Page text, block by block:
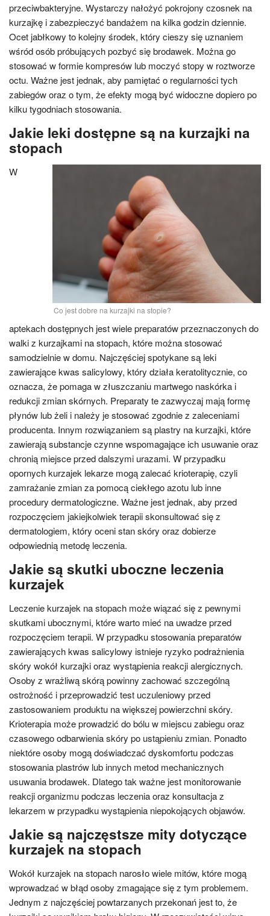
przeciwbakteryjne. Wystarczy nałożyć pokrojony czosnek na
kurzajkę i zabezpieczyć bandażem na kilka godzin dziennie.
Ocet jabłkowy to kolejny środek, który cieszy się uznaniem
wśród osób próbujących pozbyć się brodawek. Można go
stosować w formie kompresów lub moczyć stopy w roztworze
octu. Ważne jest jednak, aby pamiętać o regularności tych
zabiegów oraz o tym, że efekty mogą być widoczne dopiero po
kilku tygodniach stosowania.
Jakie leki dostępne są na kurzajki na
stopach
Co jest dobre na kurzajki na stopie?
W
aptekach dostępnych jest wiele preparatów przeznaczonych do
walki z kurzajkami na stopach, które można stosować
samodzielnie w domu. Najczęściej spotykane są leki
zawierające kwas salicylowy, który działa keratolitycznie, co
oznacza, że pomaga w złuszczaniu martwego naskórka i
redukcji zmian skórnych. Preparaty te zazwyczaj mają formę
płynów lub żeli i należy je stosować zgodnie z zaleceniami
producenta. Innym rozwiązaniem są plastry na kurzajki, które
zawierają substancje czynne wspomagające ich usuwanie oraz
chronią miejsce przed dalszymi urazami. W przypadku
opornych kurzajek lekarze mogą zalecać krioterapię, czyli
zamrażanie zmian za pomocą ciekłego azotu lub inne
procedury dermatologiczne. Ważne jest jednak, aby przed
rozpoczęciem jakiejkolwiek terapii skonsultować się z
dermatologiem, który oceni stan skóry oraz dobierze
odpowiednią metodę leczenia.
Jakie są skutki uboczne leczenia
kurzajek
Leczenie kurzajek na stopach może wiązać się z pewnymi
skutkami ubocznymi, które warto mieć na uwadze przed
rozpoczęciem terapii. W przypadku stosowania preparatów
zawierających kwas salicylowy istnieje ryzyko podrażnienia
skóry wokół kurzajki oraz wystąpienia reakcji alergicznych.
Osoby z wrażliwą skórą powinny zachować szczególną
ostrożność i przeprowadzić test uczuleniowy przed
zastosowaniem produktu na większej powierzchni skóry.
Krioterapia może prowadzić do bólu w miejscu zabiegu oraz
czasowego odbarwienia skóry po ustąpieniu zmian. Ponadto
niektóre osoby mogą doświadczać dyskomfortu podczas
stosowania plastrów lub innych metod mechanicznych
usuwania brodawek. Dlatego tak ważne jest monitorowanie
reakcji organizmu podczas leczenia oraz konsultacja z
lekarzem w przypadku wystąpienia niepokojących objawów.
Jakie są najczęstsze mity dotyczące
kurzajek na stopach
Wokół kurzajek na stopach narosło wiele mitów, które mogą
wprowadzać w błąd osoby zmagające się z tym problemem.
Jednym z najczęściej powtarzanych przekonań jest to, że